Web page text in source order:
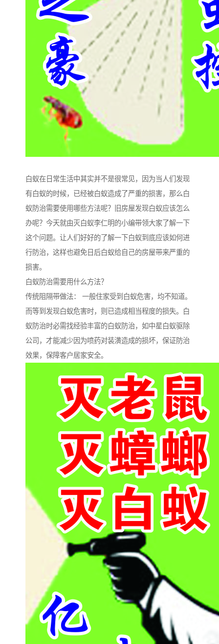
白蚁在日常生活中其实并不是很常见，因为当人们发现
有白蚁的时候，已经被白蚁造成了严重的损害，那么白
蚁防治需要使用哪些方法呢？旧房屋发现白蚁应该怎么
办呢？今天就由灭白蚁李仁明的小编带领大家了解一下
这个问题。让人们好好的了解一下白蚁到底应该如何进
行防治，这样也避免日后白蚁给自己的房屋带来严重的
损害。
白蚁防治需要用什么方法？
传统阻隔带做法： 一般住家受到白蚁危害，均不知道。
而等到发现白蚁危害时，则已造成相当程度的损失。白
蚁防治时必需找经验丰富的白蚁防治，如中星白蚁驱除
公司，才能减少因为喷药对装潢造成的损坏，保证防治
效果，保障客户居家安全。